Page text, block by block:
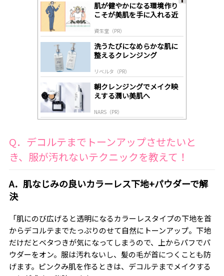
肌が健やかになる環境作り
こそが美肌を手に入れる近
資生堂（PR）
洗うたびになめらかな肌に
整えるクレンジング
リベルタ（PR）
朝クレンジングでメイク映
えする潤い美肌へ
NARS（PR）
Q．デコルテまでトーンアップさせたいと
き、服が汚れないテクニックを教えて！
A．肌なじみの良いカラーレス下地+パウダーで解
決
「肌にのび広げると透明になるカラーレスタイプの下地を首
からデコルテまでたっぷりのせて自然にトーンアップ。下地
だけだとベタつきが気になってしまうので、上からパフでパ
ウダーをオン。服は汚れないし、髪の毛が首につくことも防
げます。ピンクみ肌を作るときは、デコルテまでメイクする